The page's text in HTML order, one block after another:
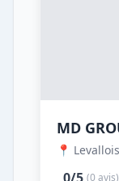
MD
📍
(0 avis)